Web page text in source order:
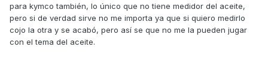
para kymco también, lo único que no tiene medidor del aceite,
pero si de verdad sirve no me importa ya que si quiero medirlo
cojo la otra y se acabó, pero así se que no me la pueden jugar
con el tema del aceite.